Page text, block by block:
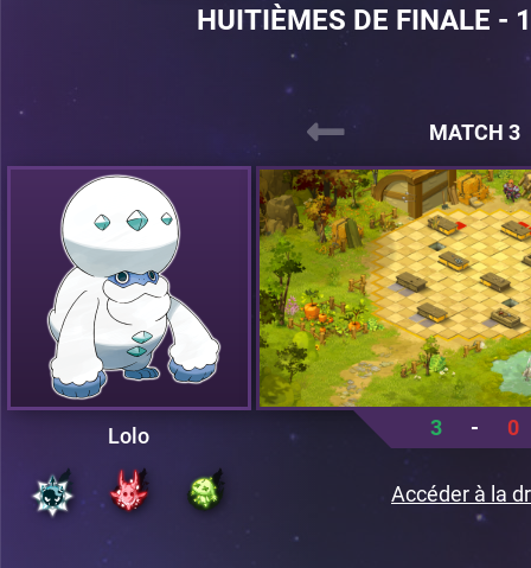
HUITIÈMES DE FINALE
MATCH 3
Lolo 3 - 0
Accéder à la